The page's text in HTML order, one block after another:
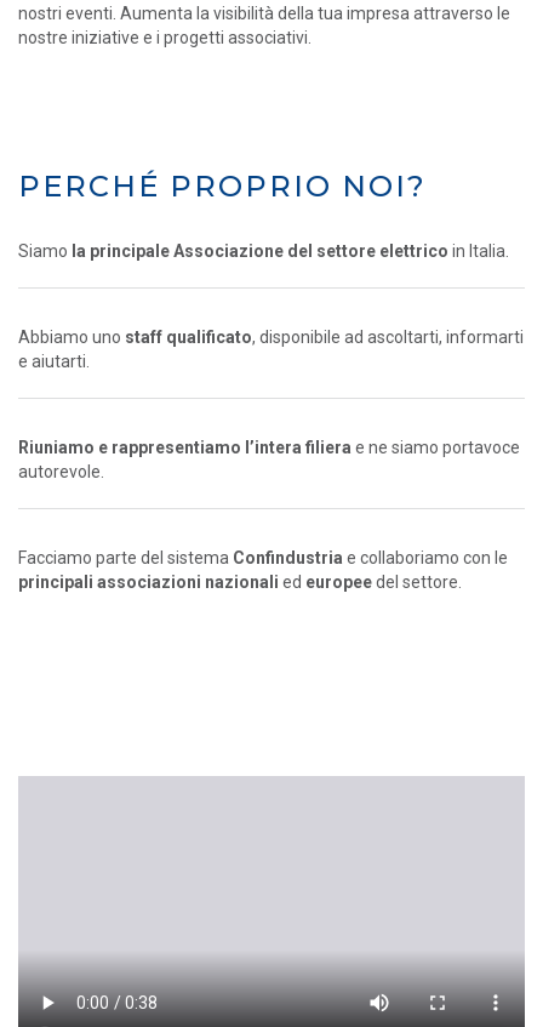
nostri eventi. Aumenta la visibilità della tua impresa attraverso le
nostre iniziative e i progetti associativi.
PERCHÉ PROPRIO NOI?
Siamo la principale Associazione del settore elettrico in Italia.
Abbiamo uno staff qualificato, disponibile ad ascoltarti, informarti
e aiutarti.
Riuniamo e rappresentiamo l’intera filiera e ne siamo portavoce
autorevole.
Facciamo parte del sistema Confindustria e collaboriamo con le
principali associazioni nazionali ed europeedel settore.